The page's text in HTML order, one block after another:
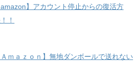
amazon】アカウント停止からの復活方
！
Ａｍａｚｏｎ】無地ダンボールで送れない